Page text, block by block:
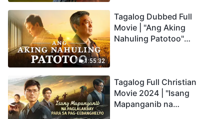
1:55:32
Tagalog Dubbed Full
Movie | "Ang Aking
Nahuling Patotoo"
Tagalog Full Christian
Movie 2024 | "Isang
Mapanganib na